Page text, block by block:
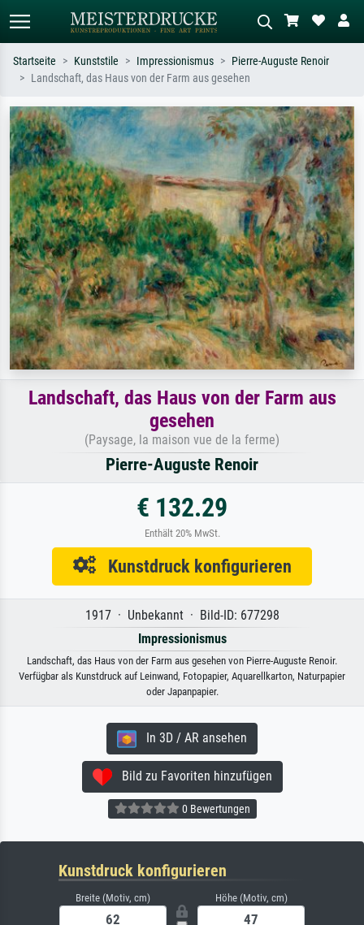
Suchen Sie nach Künstlern, Werktiteln
oder Stilen – z.B. Monet,
Sternennacht, Impressionismus, Welle
Hokusai, Akt.
Beschreiben Sie die Szene – z.B. Grüne
Wiese, Abstrakt mit viel Rot, Dunkles
Ölgemälde, Stehender Akt neben einem
Baum.
Startseite Kunststile Impressionismus
Pierre-Auguste Renoir
Landschaft, das Haus von der Farm aus gesehen
Landschaft, das Haus von der Farm aus
gesehen
(Paysage, la maison vue de la ferme)
Pierre-Auguste Renoir
€ 132.29
Enthält 20% MwSt.
Kunstdruck konfigurieren
1917 · Unbekannt · Bild-ID: 677298
Impressionismus
Landschaft, das Haus von der Farm aus gesehen von Pierre-Auguste Renoir.
Verfügbar als Kunstdruck auf Leinwand, Fotopapier, Aquarellkarton, Naturpapier
oder Japanpapier.
In 3D / AR ansehen
Bild zu Favoriten hinzufügen
0 Bewertungen
Kunstdruck konfigurieren
Breite (Motiv, cm) Höhe (Motiv, cm)